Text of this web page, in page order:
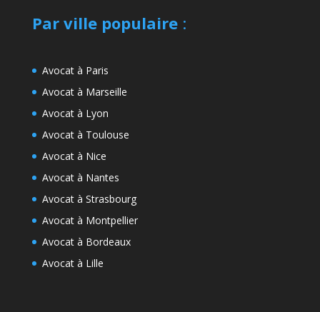
Par ville populaire:
Avocat à Paris
Avocat à Marseille
Avocat à Lyon
Avocat à Toulouse
Avocat à Nice
Avocat à Nantes
Avocat à Strasbourg
Avocat à Montpellier
Avocat à Bordeaux
Avocat à Lille